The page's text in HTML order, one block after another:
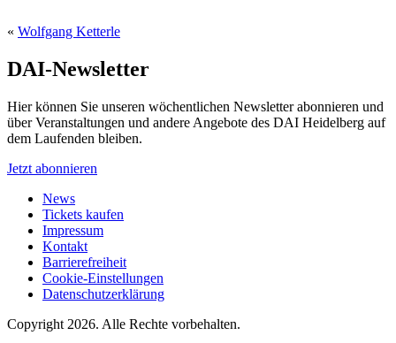
« Wolfgang Ketterle
DAI-Newsletter
Hier können Sie unseren wöchentlichen Newsletter abonnieren und
über Veranstaltungen und andere Angebote des DAI Heidelberg auf
dem Laufenden bleiben.
Jetzt abonnieren
News
Tickets kaufen
Impressum
Kontakt
Barrierefreiheit
Cookie-Einstellungen
Datenschutzerklärung
Copyright 2026. Alle Rechte vorbehalten.